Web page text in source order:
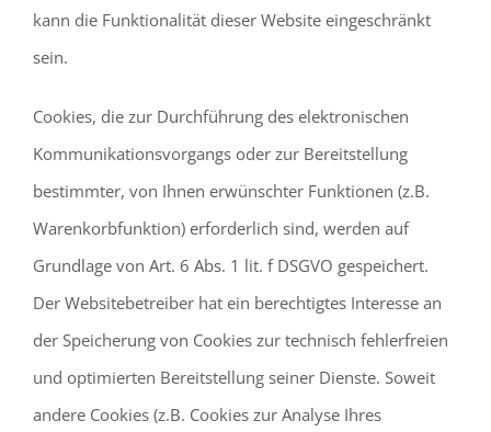
kann die Funktionalität dieser Website eingeschränkt
sein.
Cookies, die zur Durchführung des elektronischen
Kommunikationsvorgangs oder zur Bereitstellung
bestimmter, von Ihnen erwünschter Funktionen (z.B.
Warenkorbfunktion) erforderlich sind, werden auf
Grundlage von Art. 6 Abs. 1 lit. f DSGVO gespeichert.
Der Websitebetreiber hat ein berechtigtes Interesse an
der Speicherung von Cookies zur technisch fehlerfreien
und optimierten Bereitstellung seiner Dienste. Soweit
andere Cookies (z.B. Cookies zur Analyse Ihres